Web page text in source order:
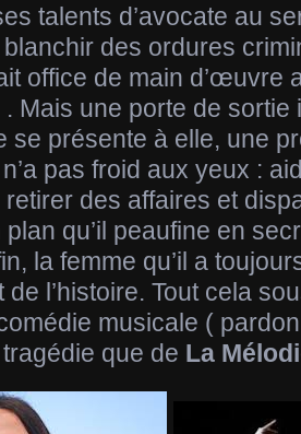
talents d’avocate au
des ordures
office de main d’œuvre
Mais une porte de sortie
se présente à elle, une
pas froid aux yeux :
retirer des affaires et
plan qu’il peaufine en
la femme qu’il a
de l’histoire. Tout cela
musicale (
que de La